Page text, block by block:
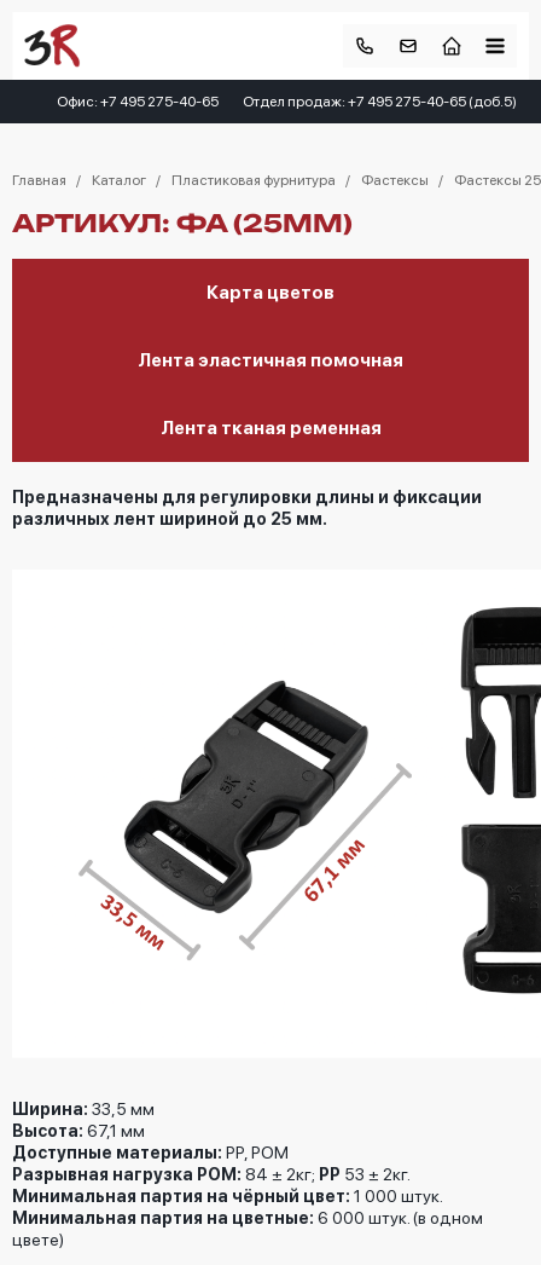
Офис: +7 495 275-40-65 Отдел продаж: +7 495 275-40-65 (доб.5)
Главная Каталог Пластиковая фурнитура Фастексы Фастексы
АРТИКУЛ: ФА (25ММ)
Карта цветов
Лента эластичная помочная
Лента тканая ременная
Предназначены для регулировки длины и фиксации
различных лент шириной до 25 мм.
Ширина: 33,5 мм
Высота: 67,1 мм
Доступные материалы: РР, РОМ
Разрывная нагрузка РОМ: 84 ± 2кг; PP 53 ± 2кг.
Минимальная партия на чёрный цвет: 1 000 штук.
Минимальная партия на цветные: 6 000 штук. (в одном
цвете)